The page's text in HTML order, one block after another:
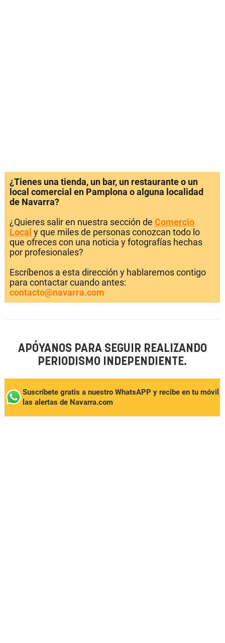
¿Tienes una tienda, un bar, un restaurante o un
local comercial en Pamplona o alguna localidad
de Navarra?
¿Quieres salir en nuestra sección de Comercio
Local y que miles de personas conozcan todo lo
que ofreces con una noticia y fotografías hechas
por profesionales?
Escríbenos a esta dirección y hablaremos contigo
para contactar cuando antes:
contacto@navarra.com
APÓYANOS PARA SEGUIR REALIZANDO
PERIODISMO INDEPENDIENTE.
Suscríbete gratis a nuestro WhatsAPP y recibe en tu móvil
las alertas de Navarra.com